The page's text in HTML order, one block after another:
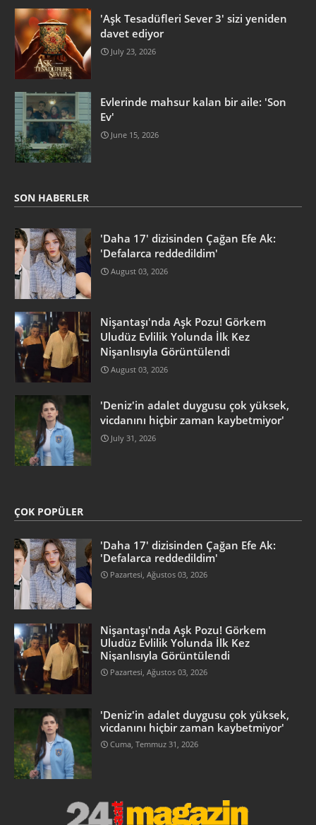
'Aşk Tesadüfleri Sever 3' sizi yeniden
davet ediyor
July 23, 2026
Evlerinde mahsur kalan bir aile: 'Son
Ev'
June 15, 2026
SON HABERLER
'Daha 17' dizisinden Çağan Efe Ak:
'Defalarca reddedildim'
August 03, 2026
Nişantaşı'nda Aşk Pozu! Görkem
Uludüz Evlilik Yolunda İlk Kez
Nişanlısıyla Görüntülendi
August 03, 2026
'Deniz'in adalet duygusu çok yüksek,
vicdanını hiçbir zaman kaybetmiyor'
July 31, 2026
ÇOK POPÜLER
'Daha 17' dizisinden Çağan Efe Ak:
'Defalarca reddedildim'
Pazartesi, Ağustos 03, 2026
Nişantaşı'nda Aşk Pozu! Görkem
Uludüz Evlilik Yolunda İlk Kez
Nişanlısıyla Görüntülendi
Pazartesi, Ağustos 03, 2026
'Deniz'in adalet duygusu çok yüksek,
vicdanını hiçbir zaman kaybetmiyor'
Cuma, Temmuz 31, 2026